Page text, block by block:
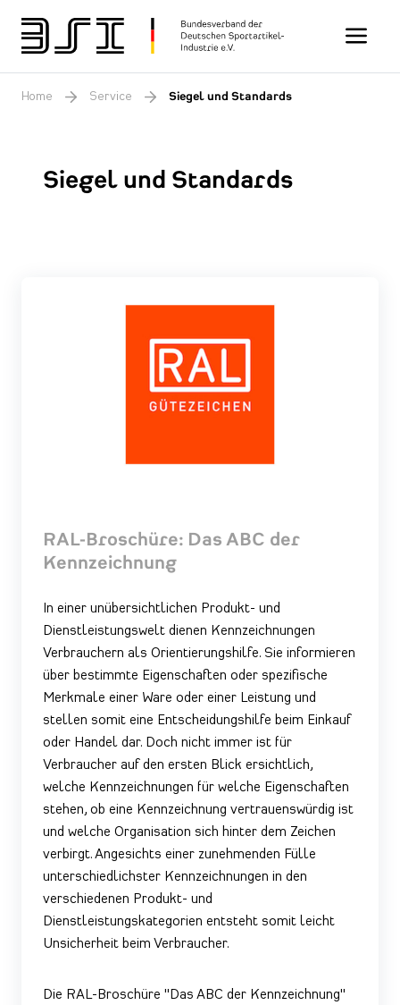
Toggle
Home Service Siegel und Standards
Siegel und Standards
RAL-Broschüre: Das ABC der
Kennzeichnung
In einer unübersichtlichen Produkt- und
Dienstleistungswelt dienen Kennzeichnungen
Verbrauchern als Orientierungshilfe. Sie informieren
über bestimmte Eigenschaften oder spezifische
Merkmale einer Ware oder einer Leistung und
stellen somit eine Entscheidungshilfe beim Einkauf
oder Handel dar. Doch nicht immer ist für
Verbraucher auf den ersten Blick ersichtlich,
welche Kennzeichnungen für welche Eigenschaften
stehen, ob eine Kennzeichnung vertrauenswürdig ist
und welche Organisation sich hinter dem Zeichen
verbirgt. Angesichts einer zunehmenden Fülle
unterschiedlichster Kennzeichnungen in den
verschiedenen Produkt- und
Dienstleistungskategorien entsteht somit leicht
Unsicherheit beim Verbraucher.
Die RAL-Broschüre "Das ABC der Kennzeichnung"